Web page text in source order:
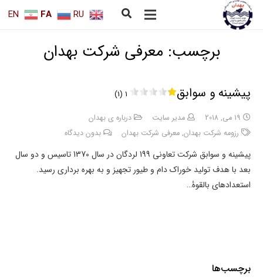
EN FA RU
برچسب: معرفی شرکت بهدان
پیشینه و سوابق 1 (1)
مدیر سایت
درباره ی بهدان
رزومه شرکت بهدان, معرفی شرکت بهدان بدون دیدگاه
پیشینه و سوابق شرکت تعاونی 199 لردگان در سال 1370 تاسیس و دو سال
بعد با هدف تولید خوراک دام و طیور تجهیز و به بهره برداری رسید.
استعدادهای بالقوۀ…
برچسب‌ها